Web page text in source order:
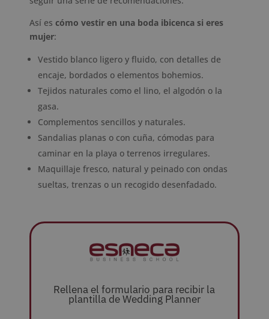
Así es cómo vestir en una boda ibicenca si eres
mujer:
Vestido blanco ligero y fluido, con detalles de
encaje, bordados o elementos bohemios.
Tejidos naturales como el lino, el algodón o la
gasa.
Complementos sencillos y naturales.
Sandalias planas o con cuña, cómodas para
caminar en la playa o terrenos irregulares.
Maquillaje fresco, natural y peinado con ondas
sueltas, trenzas o un recogido desenfadado.
Rellena el formulario para recibir la
plantilla de Wedding Planner